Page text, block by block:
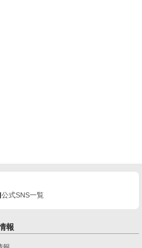
公式SNS一覧
報